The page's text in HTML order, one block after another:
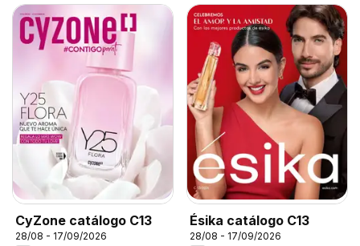
CyZone catálogo C13
28/08 - 17/09/2026
Ésika catálogo C13
28/08 - 17/09/2026